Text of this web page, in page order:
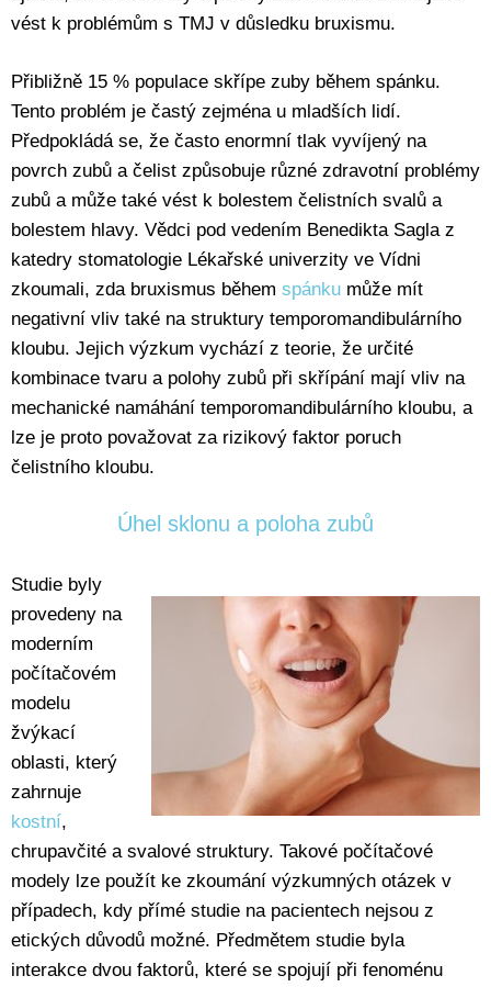
vést k problémům s TMJ v důsledku bruxismu.
Přibližně 15 % populace skřípe zuby během spánku.
Tento problém je častý zejména u mladších lidí.
Předpokládá se, že často enormní tlak vyvíjený na
povrch zubů a čelist způsobuje různé zdravotní problémy
zubů a může také vést k bolestem čelistních svalů a
bolestem hlavy. Vědci pod vedením Benedikta Sagla z
katedry stomatologie Lékařské univerzity ve Vídni
zkoumali, zda bruxismus během spánku může mít
negativní vliv také na struktury temporomandibulárního
kloubu. Jejich výzkum vychází z teorie, že určité
kombinace tvaru a polohy zubů při skřípání mají vliv na
mechanické namáhání temporomandibulárního kloubu, a
lze je proto považovat za rizikový faktor poruch
čelistního kloubu.
Úhel sklonu a poloha zubů
Studie byly
provedeny na
moderním
počítačovém
modelu
žvýkací
oblasti, který
zahrnuje
kostní,
chrupavčité a svalové struktury. Takové počítačové
modely lze použít ke zkoumání výzkumných otázek v
případech, kdy přímé studie na pacientech nejsou z
etických důvodů možné. Předmětem studie byla
interakce dvou faktorů, které se spojují při fenoménu